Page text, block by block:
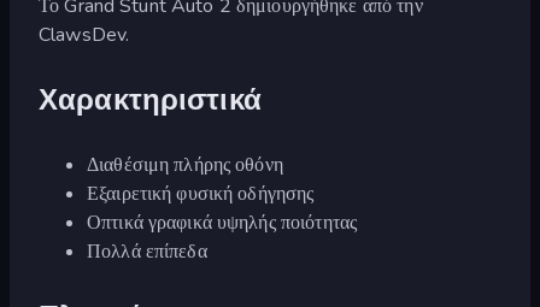
Το Grand Stunt Auto 2 δημιουργήθηκε από την
ClawsDev.
Χαρακτηριστικά
Διαθέσιμη πλήρης οθόνη
Εξαιρετική φυσική οδήγησης
Οπτικά γραφικά υψηλής ποιότητας
Πολλά επίπεδα